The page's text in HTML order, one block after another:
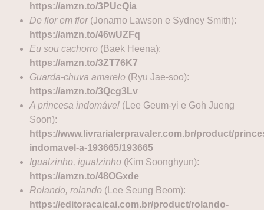
https://amzn.to/3PUcQia
De flor em flor(Jonarno Lawson e Sydney Smith):
https://amzn.to/46wUZFq
Eu sou cachorro (Baek Heena):
https://amzn.to/3ZT76K7
Guarda-chuva amarelo (Ryu Jae-soo):
https://amzn.to/3Qcg3Lv
A princesa indomável (Lee Geum-yi e Goh Jueng
Soon):
https://www.livrarialerpravaler.com.br/product/
indomavel-a-193665/193665
Igualzinho, igualzinho (Kim Soonghyun):
https://amzn.to/48OGxde
Rolando, rolando (Lee Seung Beom):
https://editoracaicai.com.br/product/rolando-